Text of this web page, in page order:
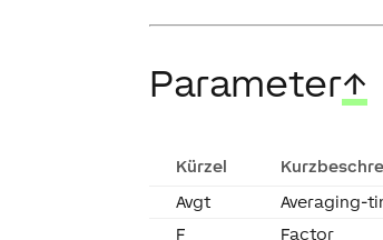
Parameter↑
Kürzel
Avgt
Averaging-
F
Factor